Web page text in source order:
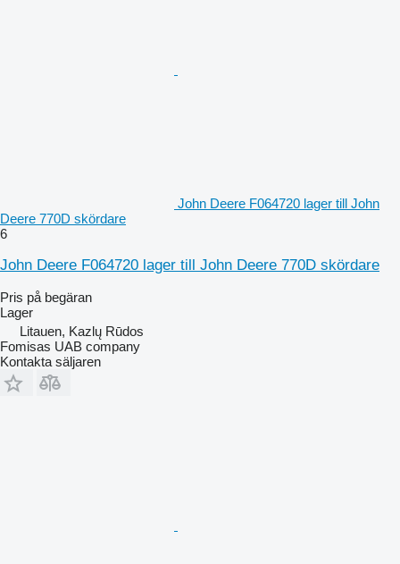
John Deere F064720 lager till John
Deere 770D skördare
6
John Deere F064720 lager till John Deere 770D skördare
Pris på begäran
Lager
Litauen, Kazlų Rūdos
Fomisas UAB company
Kontakta säljaren